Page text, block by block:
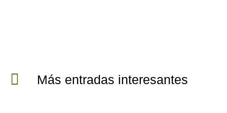
Más entradas interesantes